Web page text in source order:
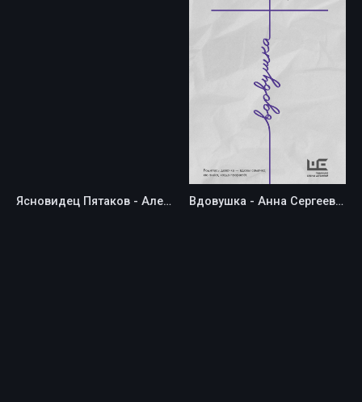
Ясновидец Пятаков - Александр Бушковский Вдовушка - Анна Сергеевна Чухлебова